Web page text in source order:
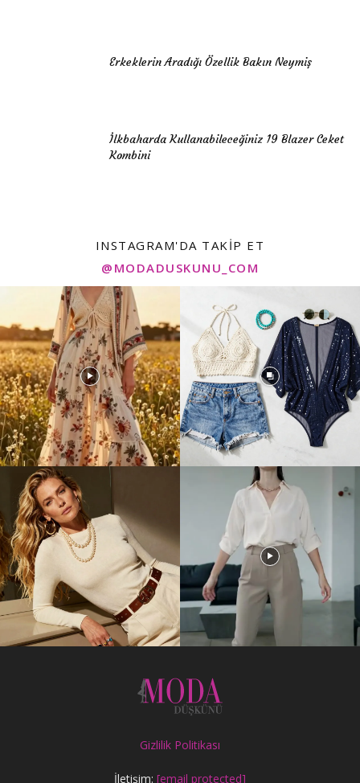
Erkeklerin Aradığı Özellik Bakın Neymiş
İlkbaharda Kullanabileceğiniz 19 Blazer Ceket
Kombini
INSTAGRAM'DA TAKIP ET
@MODADUSKUNU_COM
Gizlilik Politikası
İletişim: [email protected]